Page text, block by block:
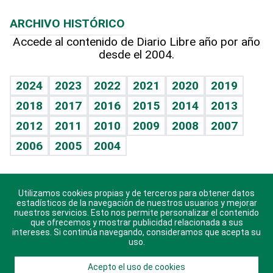
Hablando con el pediatra
Vida y familia
Eñe
Celebrando la vida
Sin complejos
En pocas palabras
Escuchando al corazón
Economía Personal
Línea de hit
TBT Deportivo
Más firmas
Hecho en casa
Guía del dinero
Cumpleaños
Horóscopos
Crucigramas
ARCHIVO HISTÓRICO
Accede al contenido de Diario Libre año por año
desde el 2004.
2024 2023 2022 2021 2020
2019
2018
2017 2016 2015 2014
2013
2012
2011 2010 2009 2008
2007
2006
2005 2004
Descarga nuestras aplicaciones para Android, iOS y
sistema Huawei.
Utilizamos cookies propias y de terceros para obtener datos
estadísticos de la navegación de nuestros usuarios y mejorar
nuestros servicios. Esto nos permite personalizar el contenido
que ofrecemos y mostrar publicidad relacionada a sus
intereses. Si continúa navegando, consideramos que acepta su
uso.
Acepto el uso de cookies